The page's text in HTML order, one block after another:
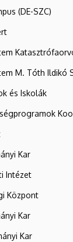
(DE-SZC)
M. Tóth Ildikó
és Iskolák
Kar
Intézet
Központ
Kar
Kar